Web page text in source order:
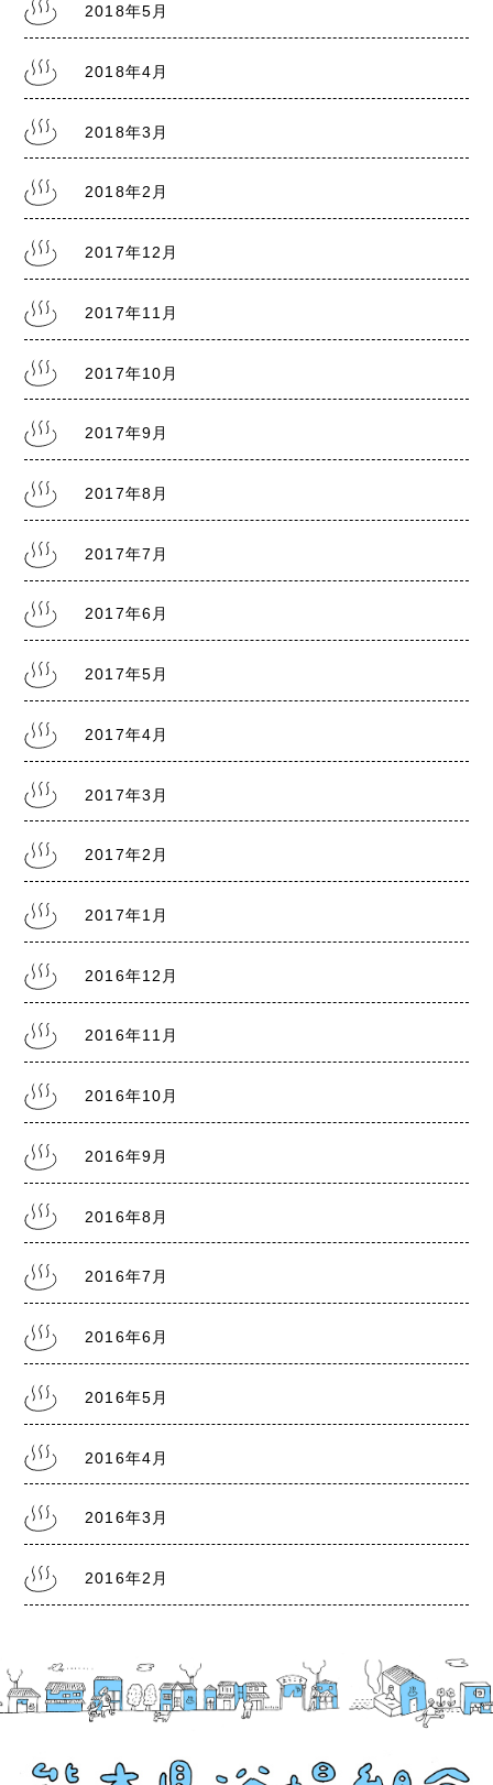
2018年5月
2018年4月
2018年3月
2018年2月
2017年12月
2017年11月
2017年10月
2017年9月
2017年8月
2017年7月
2017年6月
2017年5月
2017年4月
2017年3月
2017年2月
2017年1月
2016年12月
2016年11月
2016年10月
2016年9月
2016年8月
2016年7月
2016年6月
2016年5月
2016年4月
2016年3月
2016年2月